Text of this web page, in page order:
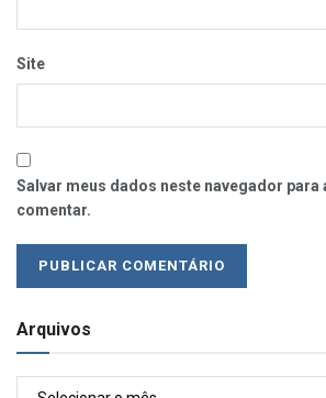
Site
Salvar meus dados neste navegador para
comentar.
Arquivos
Arquivos